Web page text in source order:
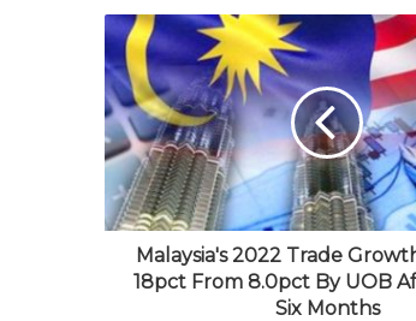
b
s
i
t
e
e
b
o
o
k
i
t
e
r
u
T
u
b
e
t
a
g
r
a
m
Malaysia's 2022 Trade
18pct From 8.0pct By UOB
Six Months